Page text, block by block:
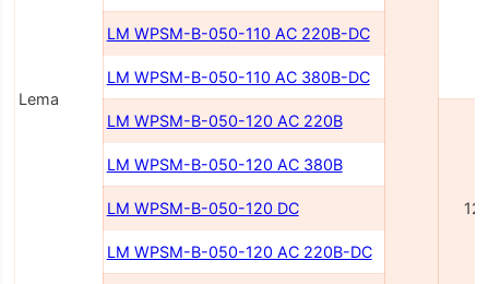
Lema
LM WPSM-B-050-110 AC 220В-DC
LM WPSM-B-050-110 AC 380В-DC
LM WPSM-B-050-120 AC 220В
LM WPSM-B-050-120 AC 380В
LM WPSM-B-050-120 DC
LM WPSM-B-050-120 AC 220В-DC